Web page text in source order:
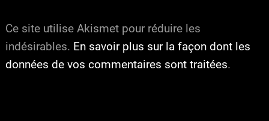
Ce site utilise Akismet pour réduire les
indésirables. En savoir plus sur la façon dont les
données de vos commentaires sont traitées.